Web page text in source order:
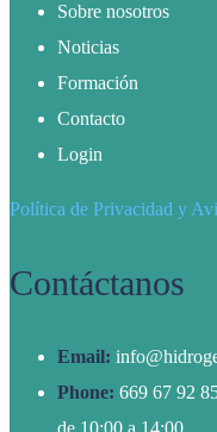
Sobre nosotros
Noticias
Formación
Contacto
Login
Política de Privacidad y
Contáctanos
Email:
Phone: 669 67 92